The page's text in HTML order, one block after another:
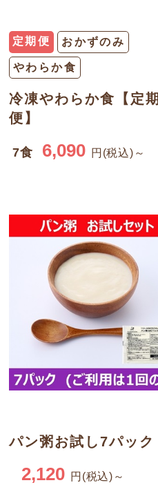
定期便 おかずのみ
やわらか食
冷凍やわらか食【定期
便】
7食 6,090 円(税込)～
パン粥お試し7パック
2,120 円(税込)～